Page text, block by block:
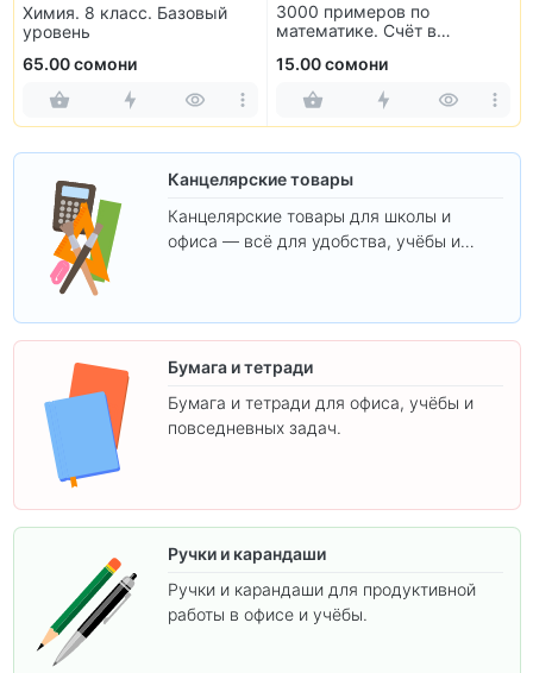
Химия. 8 класс. Базовый
уровень
65.00 сомони
3000 примеров по
математике. Счёт в
15.00 сомони
Канцелярские товары
Канцелярские товары для школы и
офиса — всё для удобства, учёбы и
Бумага и тетради
Бумага и тетради для офиса, учёбы и
повседневных задач.
Ручки и карандаши
Ручки и карандаши для продуктивной
работы в офисе и учёбы.